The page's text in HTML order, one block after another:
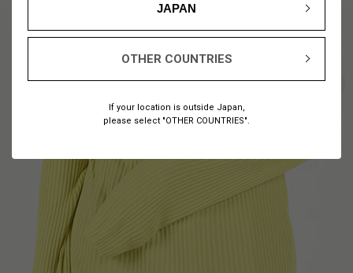
JAPAN
OTHER COUNTRIES
If your location is outside Japan,
please select "OTHER COUNTRIES".
1/